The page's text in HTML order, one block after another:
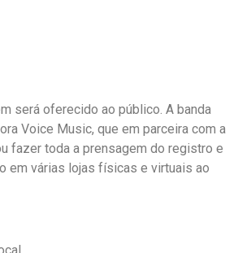
será oferecido ao público. A banda
Voice Music, que em parceira com a
fazer toda a prensagem do registro e
em várias lojas físicas e virtuais ao